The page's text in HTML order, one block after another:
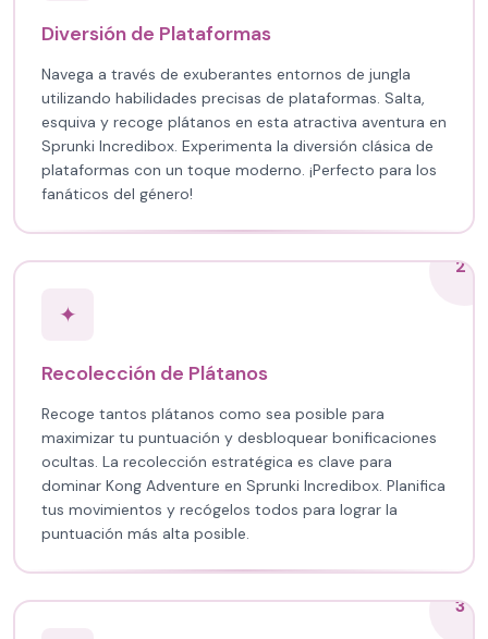
Diversión de Plataformas
Navega a través de exuberantes entornos de jungla
utilizando habilidades precisas de plataformas. Salta,
esquiva y recoge plátanos en esta atractiva aventura en
Sprunki Incredibox. Experimenta la diversión clásica de
plataformas con un toque moderno. ¡Perfecto para los
fanáticos del género!
2
✦
Recolección de Plátanos
Recoge tantos plátanos como sea posible para
maximizar tu puntuación y desbloquear bonificaciones
ocultas. La recolección estratégica es clave para
dominar Kong Adventure en Sprunki Incredibox. Planifica
tus movimientos y recógelos todos para lograr la
puntuación más alta posible.
3